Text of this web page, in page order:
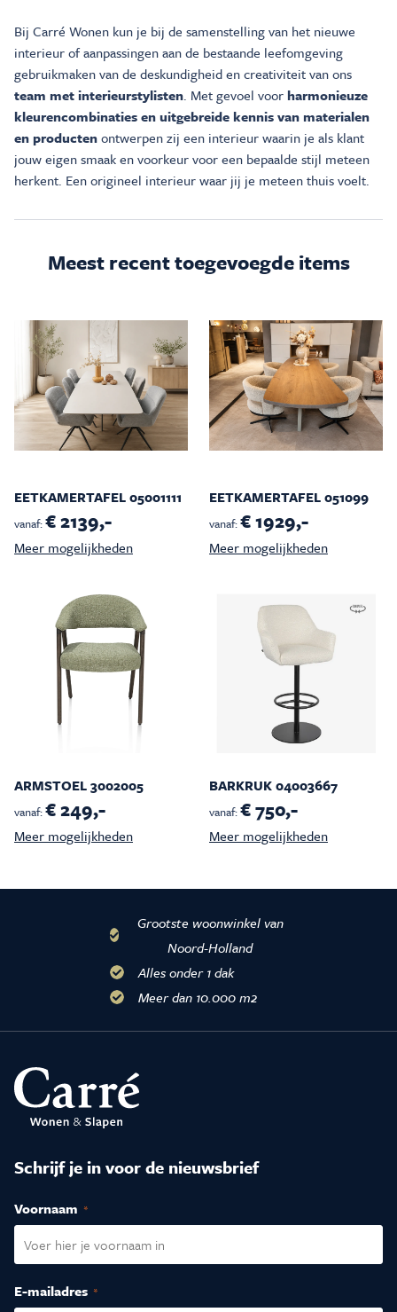
Bij Carré Wonen kun je bij de samenstelling van het nieuwe
interieur of aanpassingen aan de bestaande leefomgeving
gebruikmaken van de deskundigheid en creativiteit van ons
team met interieurstylisten. Met gevoel voorharmonieuze
kleurencombinaties en uitgebreide kennis van materialen
en productenontwerpen zij een interieur waarin je als klant
jouw eigen smaak en voorkeur voor een bepaalde stijl meteen
herkent. Een origineel interieur waar jij je meteen thuis voelt.
Meest recent toegevoegde items
EETKAMERTAFEL 05001111
vanaf:€ 2139,-
Meer mogelijkheden
EETKAMERTAFEL 051099
vanaf:€ 1929,-
Meer mogelijkheden
ARMSTOEL 3002005
vanaf:€ 249,-
Meer mogelijkheden
BARKRUK 04003667
vanaf:€ 750,-
Meer mogelijkheden
Grootste woonwinkel van
Noord-Holland
Alles onder 1 dak
Meer dan 10.000 m2
Schrijf je in voor de nieuwsbrief
Voornaam (Vereist)
E-mailadres (Vereist)